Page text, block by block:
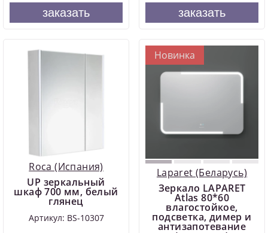
заказать заказать
Roca (Испания)
UP зеркальный
шкаф 700 мм, белый
глянец
Артикул: BS-10307
Новинка
Laparet (Беларусь)
Зеркало LAPARET
Atlas 80*60
влагостойкое,
подсветка, димер и
антизапотевание